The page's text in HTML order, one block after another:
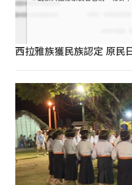
西拉雅族獲民族認定 原民